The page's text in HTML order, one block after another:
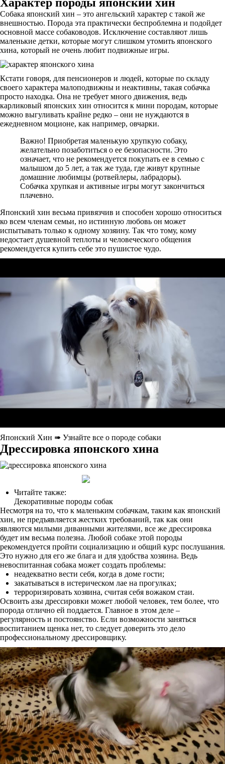
Собака японский хин – это ангельский характер с такой же
внешностью. Порода эта практически беспроблемна и подойдет
основной массе собаководов. Исключение составляют лишь
маленькие детки, которые могут слишком утомить японского
хина, который не очень любит подвижные игры.
Кстати говоря, для пенсионеров и людей, которые по складу
своего характера малоподвижны и неактивны, такая собачка
просто находка. Она не требует много движения, ведь
карликовый японских хин относится к мини породам, которые
можно выгуливать крайне редко – они не нуждаются в
ежедневном моционе, как например, овчарки.
Важно! Приобретая маленькую хрупкую собаку,
желательно позаботиться о ее безопасности. Это
означает, что не рекомендуется покупать ее в семью с
малышом до 5 лет, а так же туда, где живут крупные
домашние любимцы (ротвейлеры, лабрадоры).
Собачка хрупкая и активные игры могут закончиться
плачевно.
Японский хин весьма привязчив и способен хорошо относиться
ко всем членам семьи, но истинную любовь он может
испытывать только к одному хозяину. Так что тому, кому
недостает душевной теплоты и человеческого общения
рекомендуется купить себе это пушистое чудо.
Японский Хин ➠ Узнайте все о породе собаки
Дрессировка японского хина
Читайте также:
Декоративные породы собак
Несмотря на то, что к маленьким собачкам, таким как японский
хин, не предъявляется жестких требований, так как они
являются милыми диванными жителями, все же дрессировка
будет им весьма полезна. Любой собаке этой породы
рекомендуется пройти социализацию и общий курс послушания.
Это нужно для его же блага и для удобства хозяина. Ведь
невоспитанная собака может создать проблемы:
неадекватно вести себя, когда в доме гости;
закатываться в истерическом лае на прогулках;
терроризировать хозяина, считая себя вожаком стаи.
Освоить азы дрессировки может любой человек, тем более, что
порода отлично ей поддается. Главное в этом деле –
регулярность и постоянство. Если возможности заняться
воспитанием щенка нет, то следует доверить это дело
профессиональному дрессировщику.